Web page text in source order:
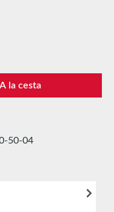
la
A la cesta
50-04